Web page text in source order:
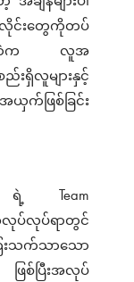
င်းတွေကိုတပ်
းထဲက လူအ
ရှိလူများနှင့်
ဖြစ်ခြင်း
+ ရဲ့ Team
အလုပ်လုပ်ရာတွင်
ေးသက်သာသော
ြစ်ပြီးအလုပ်